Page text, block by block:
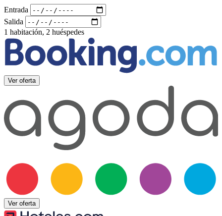
Entrada
Salida
1 habitación, 2 huéspedes
Ver oferta
Ver oferta